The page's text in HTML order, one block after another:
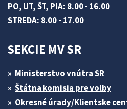
PO, UT, ŠT, PIA: 8.00 - 16.00
STREDA: 8.00 - 17.00
SEKCIE MV SR
Ministerstvo vnútra SR
Štátna komisia pre volby
Okresné úrady/Klientske